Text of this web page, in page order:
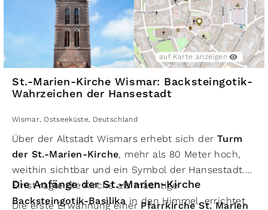
auf Karte anzeigen
St.-Marien-Kirche Wismar: Backsteingotik-
Wahrzeichen der Hansestadt
Wismar, Ostseeküste, Deutschland
Über der Altstadt Wismars erhebt sich der Turm
der St.-Marien-Kirche, mehr als 80 Meter hoch,
weithin sichtbar und ein Symbol der Hansestadt.
Einst ragte die Kirche als mächtige
Backsteingotik-Basilika in den Himmel, errichtet
Die Anfänge der St.-Marien-Kirche
Die erste Erwähnung einer Pfarrkirche St. Marien